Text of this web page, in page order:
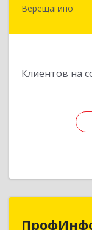
Верещагино
Клиентов на
617120,